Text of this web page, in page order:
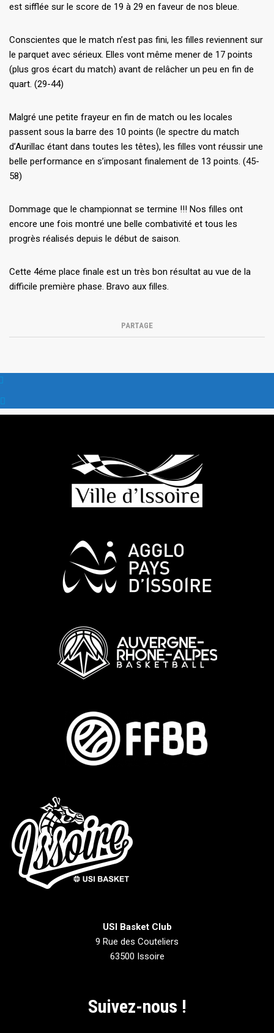
est sifflée sur le score de 19 à 29 en faveur de nos bleue.
Conscientes que le match n’est pas fini, les filles reviennent sur
le parquet avec sérieux. Elles vont même mener de 17 points
(plus gros écart du match) avant de relâcher un peu en fin de
quart. (29-44)
Malgré une petite frayeur en fin de match ou les locales
passent sous la barre des 10 points (le spectre du match
d’Aurillac étant dans toutes les têtes), les filles vont réussir une
belle performance en s’imposant finalement de 13 points. (45-
58)
Dommage que le championnat se termine !!! Nos filles ont
encore une fois montré une belle combativité et tous les
progrès réalisés depuis le début de saison.
Cette 4éme place finale est un très bon résultat au vue de la
difficile première phase. Bravo aux filles.
PARTAGE
USI Basket Club
9 Rue des Couteliers
63500 Issoire
Suivez-nous !